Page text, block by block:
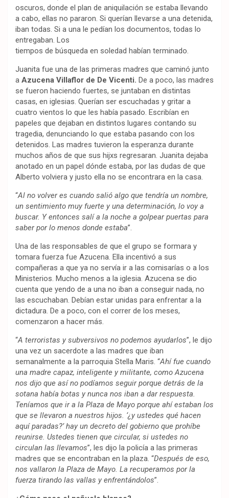
oscuros, donde el plan de aniquilación se estaba llevando
a cabo, ellas no pararon. Si querían llevarse a una detenida,
iban todas. Si a una le pedían los documentos, todas lo
entregaban. Los
tiempos de búsqueda en soledad habían terminado.
Juanita fue una de las primeras madres que caminó junto
a Azucena Villaflor de De Vicenti. De a poco, las madres
se fueron haciendo fuertes, se juntaban en distintas
casas, en iglesias. Querían ser escuchadas y gritar a
cuatro vientos lo que les había pasado. Escribían en
papeles que dejaban en distintos lugares contando su
tragedia, denunciando lo que estaba pasando con los
detenidos. Las madres tuvieron la esperanza durante
muchos años de que sus hijxs regresaran. Juanita dejaba
anotado en un papel dónde estaba, por las dudas de que
Alberto volviera y justo ella no se encontrara en la casa.
“Al no volver es cuando salió algo que tendría un nombre,
un sentimiento muy fuerte y una determinación, lo voy a
buscar. Y entonces salí a la noche a golpear puertas para
saber por lo menos donde estaba”.
Una de las responsables de que el grupo se formara y
tomara fuerza fue Azucena. Ella incentivó a sus
compañeras a que ya no servía ir a las comisarías o a los
Ministerios. Mucho menos a la iglesia. Azucena se dio
cuenta que yendo de a una no iban a conseguir nada, no
las escuchaban. Debían estar unidas para enfrentar a la
dictadura. De a poco, con el correr de los meses,
comenzaron a hacer más.
“A terroristas y subversivos no podemos ayudarlos”, le dijo
una vez un sacerdote a las madres que iban
semanalmente a la parroquia Stella Maris. “Ahí fue cuando
una madre capaz, inteligente y militante, como Azucena
nos dijo que así no podíamos seguir porque detrás de la
sotana había botas y nunca nos iban a dar respuesta.
Teníamos que ir a la Plaza de Mayo porque ahí estaban los
que se llevaron a nuestros hijos. ‘¿y ustedes qué hacen
aquí paradas?’ hay un decreto del gobierno que prohíbe
reunirse. Ustedes tienen que circular, si ustedes no
circulan las llevamos”, les dijo la policía a las primeras
madres que se encontraban en la plaza. “Después de eso,
nos vallaron la Plaza de Mayo. La recuperamos por la
fuerza tirando las vallas y enfrentándolos”.